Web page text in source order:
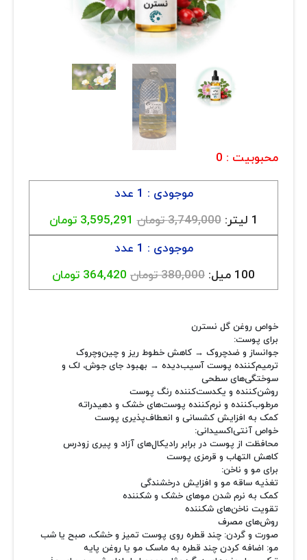
شیشه آلات آزمایشگاهی و تجهیزات
تجهیزات آزمایشگاهی پلاستیکی
دستگاه های دیجیتال
محصولات آرایشی و بهداشتی
محبوبیت : 0
موجودی : 1 عدد
1 لیتر:
3,749,000 تومان
3,595,291 تومان
موجودی : 1 عدد
100 میل:
380,000 تومان 364,420 تومان
خواص روغن گل نسترن
برای پوست:
جوانساز و ضدچروک → کاهش خطوط ریز و چین‌وچروک
ترمیم‌کننده پوست آسیب‌دیده → بهبود جای جوش، لک و
سوختگی‌های سطحی
روشن‌کننده و یکدست‌کننده رنگ پوست
مرطوب‌کننده و نرم‌کننده پوست‌های خشک و دهیدراته
کمک به افزایش کشسانی و انعطاف‌پذیری پوست
خواص آنتی‌اکسیدانی:
محافظت از پوست در برابر رادیکال‌های آزاد و پیری زودرس
کاهش التهاب و قرمزی پوست
برای مو و ناخن:
تغذیه ساقه مو و افزایش درخشندگی
کمک به نرم شدن موهای خشک و شکننده
تقویت ناخن‌های شکننده
روش‌های مصرف
صورت و گردن: چند قطره روی پوست تمیز و خشک، صبح یا شب
مو: اضافه کردن چند قطره به ماسک مو یا روغن پایه